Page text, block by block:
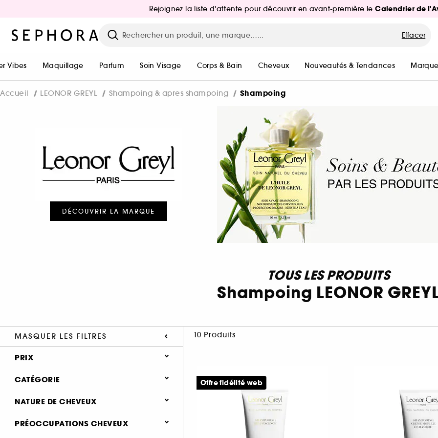
Rejoignez la liste d'attente pour découvrir en avant-première leCalendrier de
Effacer
Vibes Maquillage Parfum Soin Visage Corps & Bain Cheveux Nouveautés & Tendances
Accueil LEONOR GREYL Shampoing & apres shampoing Shampoing
DÉCOUVRIR LA MARQUE
TOUS LES PRODUITS
Shampoing LEONOR
MASQUER LES FILTRES 10 Produits
PRIX
CATÉGORIE
Cheveux
NATURE DE CHEVEUX
Secs (6)
PRÉOCCUPATIONS CHEVEUX
Offre fidélité web